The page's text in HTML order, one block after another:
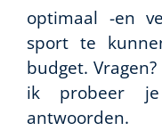
optimaal -en
sport te
budget.
ik probeer
antwoorden.